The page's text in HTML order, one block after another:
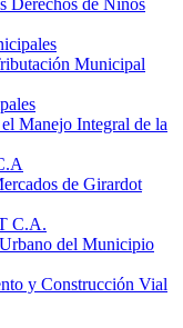
Derechos de Niños
Municipal
Manejo Integral de la
de Girardot
C.A.
del Municipio
y Construcción Vial